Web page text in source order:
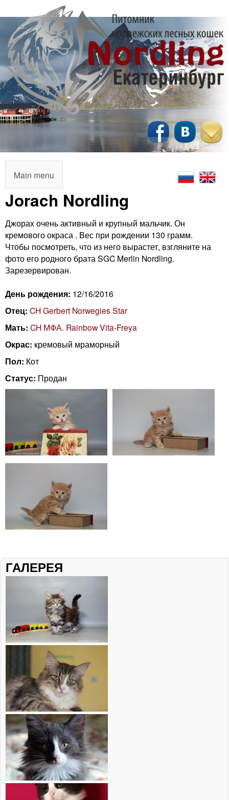
Перейти
к
основному
содержанию
N
o
d
l
i
n
g
C
a
t
M
a
n
m
e
u
Main menu
Jorach Nordling
Джорах очень активный и крупный мальчик. Он
кремового окраса . Вес при рождении 130 грамм.
Чтобы посмотреть, что из него вырастет, взгляните на
фото его родного брата SGC Merlin Nordling.
Зарезервирован.
День рождения: 12/16/2016
Отец: CH Gerbert Norwegies Star
Мать: CH МФА. Rainbow Vita-Freya
Окрас: кремовый мраморный
Пол: Кот
Статус: Продан
ГАЛЕРЕЯ